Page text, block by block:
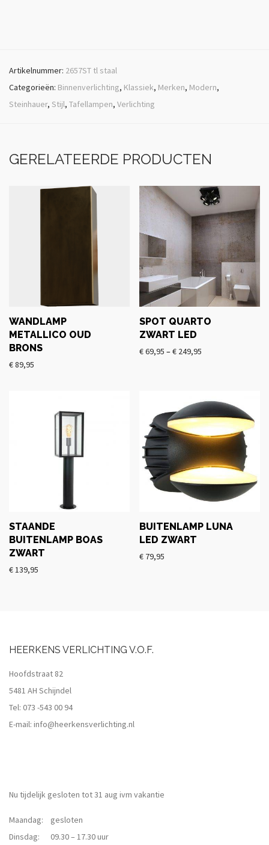
Artikelnummer: 2657ST tl staal
Categorieën: Binnenverlichting, Klassiek, Merken, Modern,
Steinhauer, Stijl, Tafellampen, Verlichting
GERELATEERDE PRODUCTEN
WANDLAMP
METALLICO OUD
BRONS
€89,95
SPOT QUARTO
ZWART LED
€69,95 –€ 249,95
STAANDE
BUITENLAMP BOAS
ZWART
€139,95
BUITENLAMP LUNA
LED ZWART
€ 79,95
HEERKENS VERLICHTING V.O.F.
Hoofdstraat 82
5481 AH Schijndel
Tel: 073 -543 00 94
E-mail: info@heerkensverlichting.nl
Nu tijdelijk gesloten tot 31 aug ivm vakantie
Maandag: gesloten
Dinsdag: 09.30 – 17.30 uur